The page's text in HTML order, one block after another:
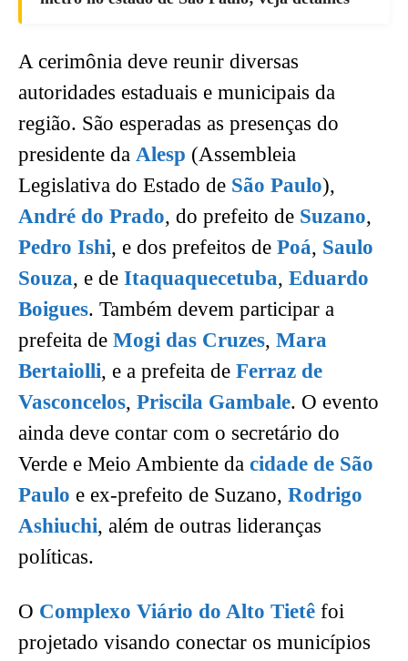
A cerimônia deve reunir diversas
autoridades estaduais e municipais da
região. São esperadas as presenças do
presidente da Alesp (Assembleia
Legislativa do Estado de São Paulo),
André do Prado, do prefeito de Suzano,
Pedro Ishi, e dos prefeitos de Poá, Saulo
Souza, e de Itaquaquecetuba, Eduardo
Boigues. Também devem participar a
prefeita de Mogi das Cruzes, Mara
Bertaiolli, e a prefeita de Ferraz de
Vasconcelos, Priscila Gambale. O evento
ainda deve contar com o secretário do
Verde e Meio Ambiente da cidade de São
Paulo e ex-prefeito de Suzano, Rodrigo
Ashiuchi, além de outras lideranças
políticas.
O Complexo Viário do Alto Tietê foi
projetado visando conectar os municípios